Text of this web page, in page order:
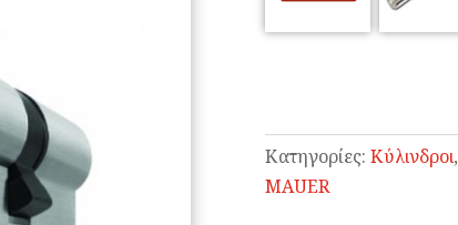
Κατηγορίες: Κύλινδροι,
MAUER